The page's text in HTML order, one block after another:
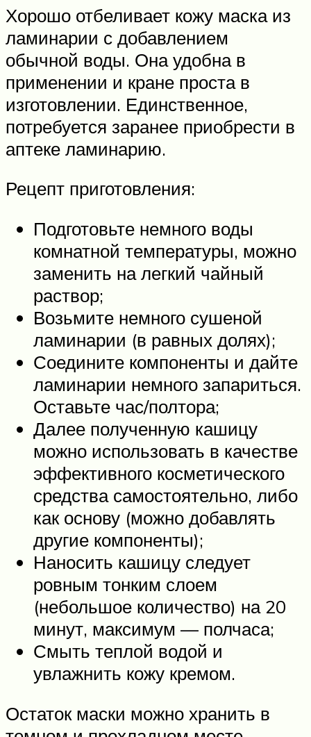
Хорошо отбеливает кожу маска из
ламинарии с добавлением
обычной воды. Она удобна в
применении и кране проста в
изготовлении. Единственное,
потребуется заранее приобрести в
аптеке ламинарию.
Рецепт приготовления:
Подготовьте немного воды
комнатной температуры, можно
заменить на легкий чайный
раствор;
Возьмите немного сушеной
ламинарии (в равных долях);
Соедините компоненты и дайте
ламинарии немного запариться.
Оставьте час/полтора;
Далее полученную кашицу
можно использовать в качестве
эффективного косметического
средства самостоятельно, либо
как основу (можно добавлять
другие компоненты);
Наносить кашицу следует
ровным тонким слоем
(небольшое количество) на 20
минут, максимум — полчаса;
Смыть теплой водой и
увлажнить кожу кремом.
Остаток маски можно хранить в